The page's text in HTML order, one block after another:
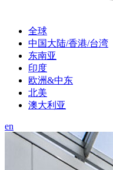
全球
中国大陆/香港/台湾
东南亚
印度
欧洲&中东
北美
澳大利亚
en